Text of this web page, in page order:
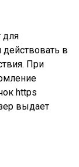
для
действовать в
При
https
выдает